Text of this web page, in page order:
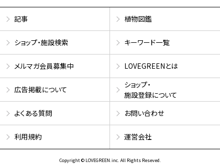
記事 植物図鑑
ショップ・施設検索 キーワード一覧
メルマガ会員募集中 LOVEGREENとは
広告掲載について
ショップ・
施設登録について
よくある質問
お問い合わせ
利用規約 運営会社
Copyright © LOVEGREEN.inc. All Rights Reseved.